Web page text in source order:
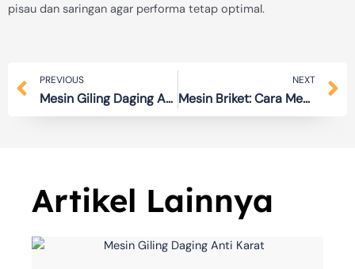
pisau dan saringan agar performa tetap optimal.
Prev
PREVIOUS
Mesin Giling Daging Anti Karat Investasi Produksi Jangka Panjang
NEXT
Mesin Briket: Cara Memilih yang Tepat agar Investasi Tidak Salah Arah
Artikel Lainnya